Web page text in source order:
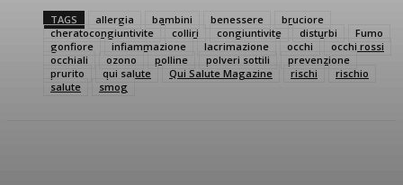
TAGS allergia bambini benessere
bruciore
cheratocongiuntivite
colliri congiuntivite disturbi
Fumo
gonfiore
infiammazione lacrimazione occhi
occhi rossi
occhiali
ozono polline polveri sottili
prevenzione
prurito
qui salute Qui Salute Magazine rischi
rischio
salute
smog